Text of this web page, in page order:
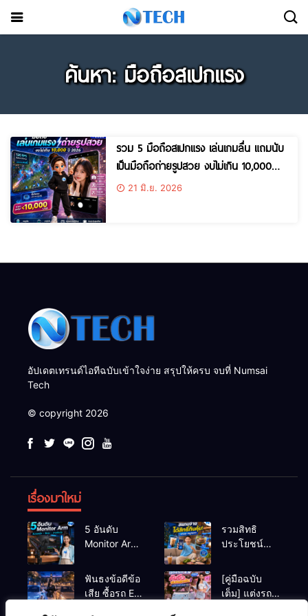
ค้นหา: มือถือสเปกแรง
รวม 5 มือถือสเปกแรง เล่นเกมลื่น แถมนับ
เป็นมือถือถ่ายรูปสวย งบไม่เกิน 10,000
บาท ปี 2026 รุ่นไหนดี
21 มิ.ย. 2026
อัปเดตเทรนด์ไอทีฉบับเข้าใจง่าย สรุปให้ครบ จบที่ Numsai
Tech
© copyright 2026
เรื่องมาใหม่
5 อันดับ
Monitor Arm
แข็งแรง รับ
น้ำหนักจอ
โปรไฟล์สีตรง
รวมสิทธิ
ประโยชน์
หมูกระทะ เมื่อ
สแกนจ่ายด้วย
Virtual Bank
ฟันธงข้อดีข้อ
เสีย ซื้อรถ EV
[คู่มือฉบับ
เต็ม] แต่งรถ